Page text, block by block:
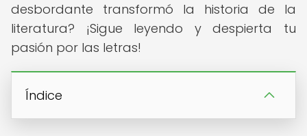
desbordante transformó la historia de la
literatura? ¡Sigue leyendo y despierta tu
pasión por las letras!
Índice